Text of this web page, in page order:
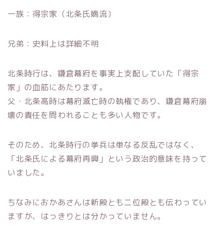
一族：得宗家（北条氏嫡流）
兄弟：史料上は詳細不明
北条時行は、鎌倉幕府を事実上支配していた「得宗
家」の血筋にあたります。
父・北条高時は幕府滅亡時の執権であり、鎌倉幕府崩
壊の責任を問われることも多い人物です。
そのため、北条時行の挙兵は単なる反乱ではなく、
「北条氏による幕府再興」という政治的意味を持って
いました。
ちなみにおかあさんは新殿とも二位殿とも伝わってい
ますが、はっきりとは分かっていません。